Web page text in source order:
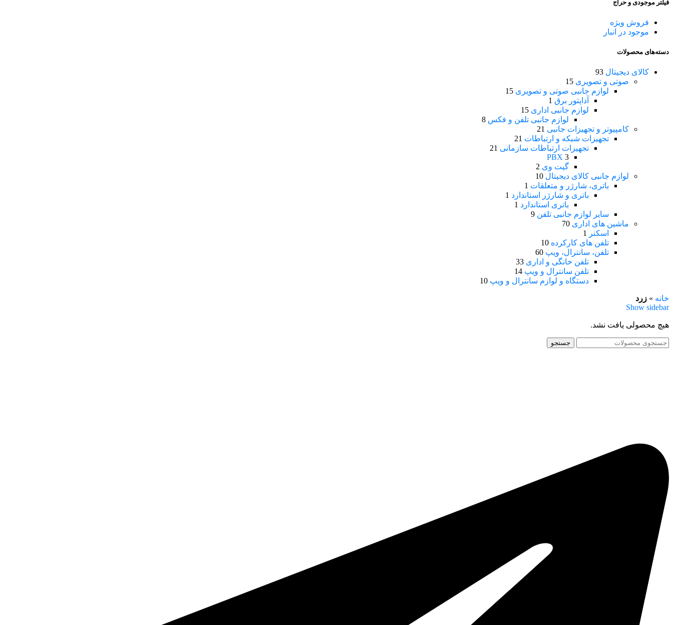
فیلتر موجودی و حراج
فروش ویژه
موجود در انبار
دسته‌های محصولات
کالای دیجیتال 93
صوتی و تصویری 15
لوازم جانبی صوتی و تصویری 15
آداپتور برق 1
لوازم جانبی اداری 15
لوازم جانبی تلفن و فکس 8
کامپیوتر و تجهیزات جانبی 21
تجهیزات شبکه و ارتباطات 21
تجهیزات ارتباطات سازمانی 21
PBX 3
گیت وی 2
لوازم جانبی کالای دیجیتال 10
باتری، شارژر و متعلقات 1
باتری و شارژر استاندارد 1
باتری استاندارد 1
سایر لوازم جانبی تلفن 9
ماشین های اداری 70
اسکنر
1
تلفن های کارکرده 10
تلفن، سانترال، ویپ 60
تلفن خانگی و اداری 33
تلفن سانترال و ویپ 14
دستگاه و لوازم سانترال و ویپ 10
خانه » زرد
Show sidebar
هیچ محصولی یافت نشد.
جستجو